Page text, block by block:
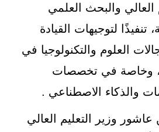
العالي والبحث العلمي
لتوجيهات القيادة
العلوم والتكنولوجيا في
وخاصة في تخصصات
والذكاء الاصطناعي .
عاشور وزير التعليم العالي